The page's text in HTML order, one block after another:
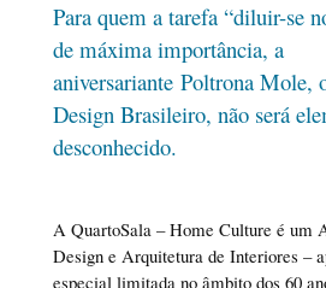
Para quem a tarefa “diluir-se
de máxima importância, a
aniversariante Poltrona Mole,
Design Brasileiro, não será
desconhecido.
A QuartoSala – Home Culture é um
Design e Arquitetura de Interiores –
especial limitada no âmbito dos 60